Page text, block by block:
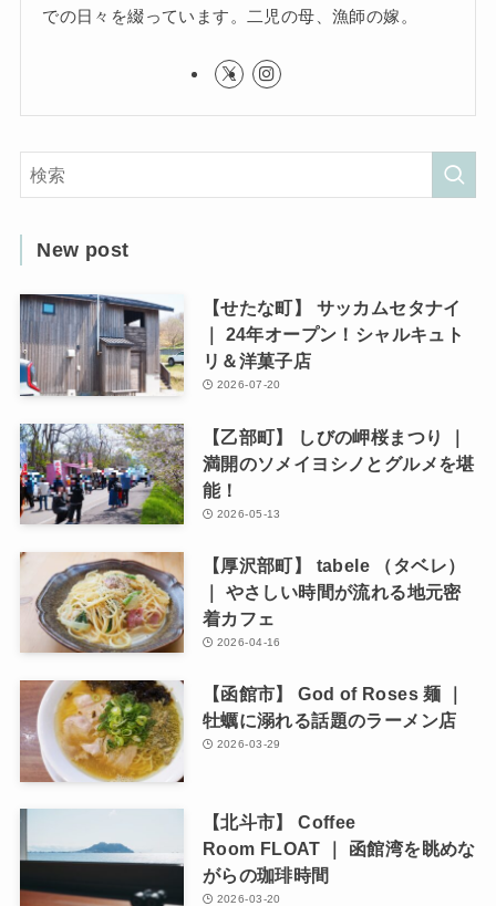
での日々を綴っています。二児の母、漁師の嫁。
New post
【せたな町】 サッカムセタナイ
｜ 24年オープン！シャルキュト
リ＆洋菓子店
2026-07-20
【乙部町】 しびの岬桜まつり ｜
満開のソメイヨシノとグルメを堪
能！
2026-05-13
【厚沢部町】 tabele （タベレ）
｜ やさしい時間が流れる地元密
着カフェ
2026-04-16
【函館市】 God of Roses 麺 ｜
牡蠣に溺れる話題のラーメン店
2026-03-29
【北斗市】 Coffee
Room FLOAT ｜ 函館湾を眺めな
がらの珈琲時間
2026-03-20